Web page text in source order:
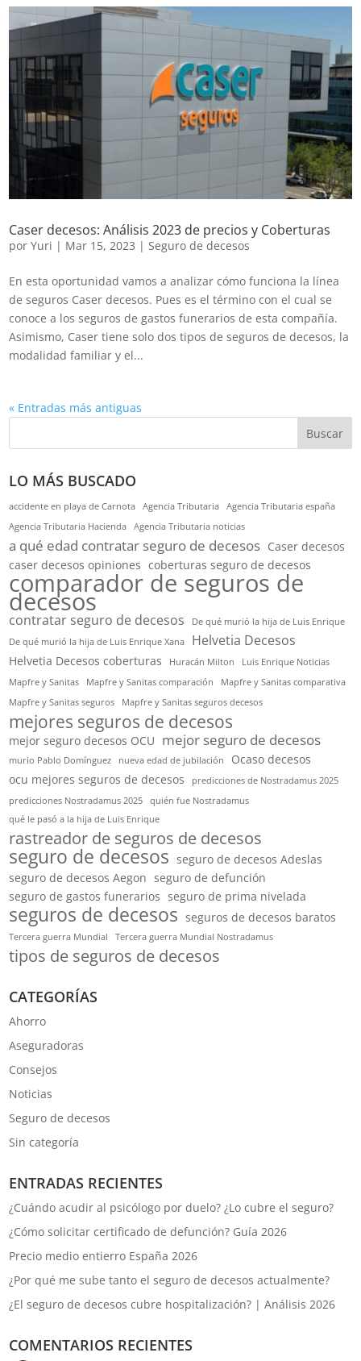
Caser decesos: Análisis 2023 de precios y Coberturas
porYuri | Mar 15, 2023 |Seguro de decesos
En esta oportunidad vamos a analizar cómo funciona la línea
de seguros Caser decesos. Pues es el término con el cual se
conoce a los seguros de gastos funerarios de esta compañía.
Asimismo, Caser tiene solo dos tipos de seguros de decesos, la
modalidad familiar y el...
« Entradas más antiguas
Buscar
LO MÁS BUSCADO
accidente en playa de Carnota Agencia Tributaria
Agencia Tributaria españa
Agencia Tributaria Hacienda
Agencia Tributaria noticias
a qué edad contratar seguro de decesos Caser decesos
caser decesos opiniones coberturas seguro de decesos
comparador de seguros de
decesos
contratar seguro de decesos
De qué murió la hija de Luis Enrique
De qué murió la hija de Luis Enrique Xana
Helvetia Decesos
Helvetia Decesos coberturas Huracán Milton
Luis Enrique Noticias
Mapfre y Sanitas
Mapfre y Sanitas comparación
Mapfre y Sanitas comparativa
Mapfre y Sanitas seguros
Mapfre y Sanitas seguros decesos
mejores seguros de decesos
mejor seguro decesos OCU mejor seguro de decesos
murio Pablo Domínguez nueva edad de jubilación
Ocaso decesos
ocu mejores seguros de decesos
predicciones de Nostradamus 2025
predicciones Nostradamus 2025
quién fue Nostradamus
qué le pasó a la hija de Luis Enrique
rastreador de seguros de decesos
seguro de decesos seguro de decesos Adeslas
seguro de decesos Aegon seguro de defunción
seguro de gastos funerarios seguro de prima nivelada
seguros de decesos seguros de decesos baratos
Tercera guerra Mundial Tercera guerra Mundial Nostradamus
tipos de seguros de decesos
CATEGORÍAS
Ahorro
Aseguradoras
Consejos
Noticias
Seguro de decesos
Sin categoría
ENTRADAS RECIENTES
¿Cuándo acudir al psicólogo por duelo? ¿Lo cubre el seguro?
¿Cómo solicitar certificado de defunción? Guía 2026
Precio medio entierro España 2026
¿Por qué me sube tanto el seguro de decesos actualmente?
¿El seguro de decesos cubre hospitalización? | Análisis 2026
COMENTARIOS RECIENTES